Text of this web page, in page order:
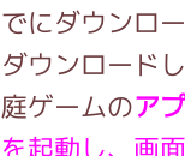
でにダウンロ
ダウンロード
庭ゲームのア
を起動し、画